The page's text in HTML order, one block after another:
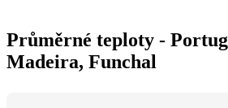
Průměrné teploty -
Madeira, Funchal